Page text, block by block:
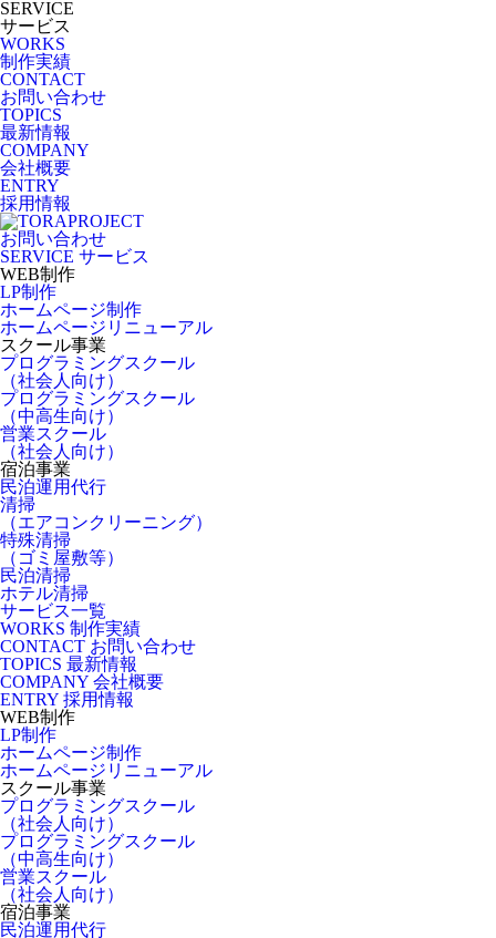
SERVICE
サービス
WORKS
制作実績
CONTACT
お問い合わせ
TOPICS
最新情報
COMPANY
会社概要
ENTRY
採用情報
お問い合わせ
SERVICE サービス
WEB制作
LP制作
ホームページ制作
ホームページリニューアル
スクール事業
プログラミングスクール
（社会人向け）
プログラミングスクール
（中高生向け）
営業スクール
（社会人向け）
宿泊事業
民泊運用代行
清掃
（エアコンクリーニング）
特殊清掃
（ゴミ屋敷等）
民泊清掃
ホテル清掃
サービス一覧
WORKS 制作実績
CONTACT お問い合わせ
TOPICS 最新情報
COMPANY 会社概要
ENTRY 採用情報
WEB制作
LP制作
ホームページ制作
ホームページリニューアル
スクール事業
プログラミングスクール
（社会人向け）
プログラミングスクール
（中高生向け）
営業スクール
（社会人向け）
宿泊事業
民泊運用代行